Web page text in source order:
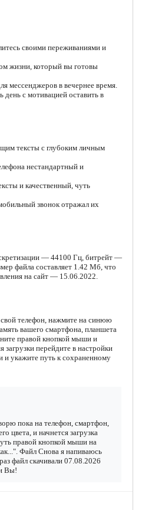
своими переживаниями и
жизни, который вы готовы
мессенджеров в вечернее время.
день с мотивацией оставить в
тексты с глубоким личным
нестандартный и
и качественный, чуть
звонок отражал их
— 44100 Гц, битрейт —
файла составляет 1.42 Мб, что
на сайт — 15.06.2022.
свой телефон, нажмите на синюю
вашего смартфона, планшета
правой кнопкой мыши и
перейдите в настройки
и укажите путь к сохраненному
пока на телефон, смартфон,
цвета, и начнется загрузка
правой кнопкой мыши на
Файл Снова я напиваюсь
файл скачивали 07.08.2026
Вы!